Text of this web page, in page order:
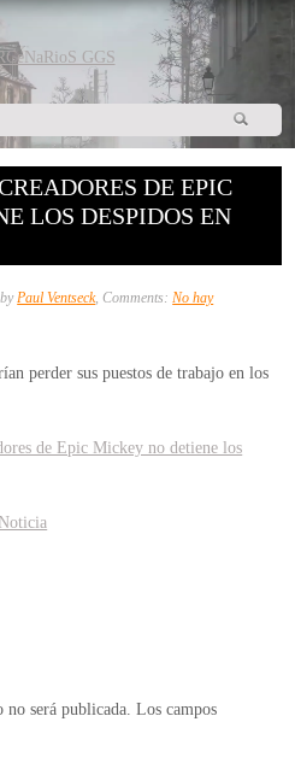
DE EPIC
LOS DESPIDOS EN
byPaul Ventseck, Comments:No hay
perder sus puestos de trabajo en los
de Epic Mickey no detiene los
Noticia
será publicada. Los campos